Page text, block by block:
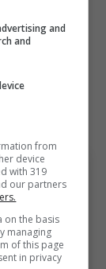
recapitata
and
and
from
device
with 319
our partners
on the basis
managing
of this page
in privacy